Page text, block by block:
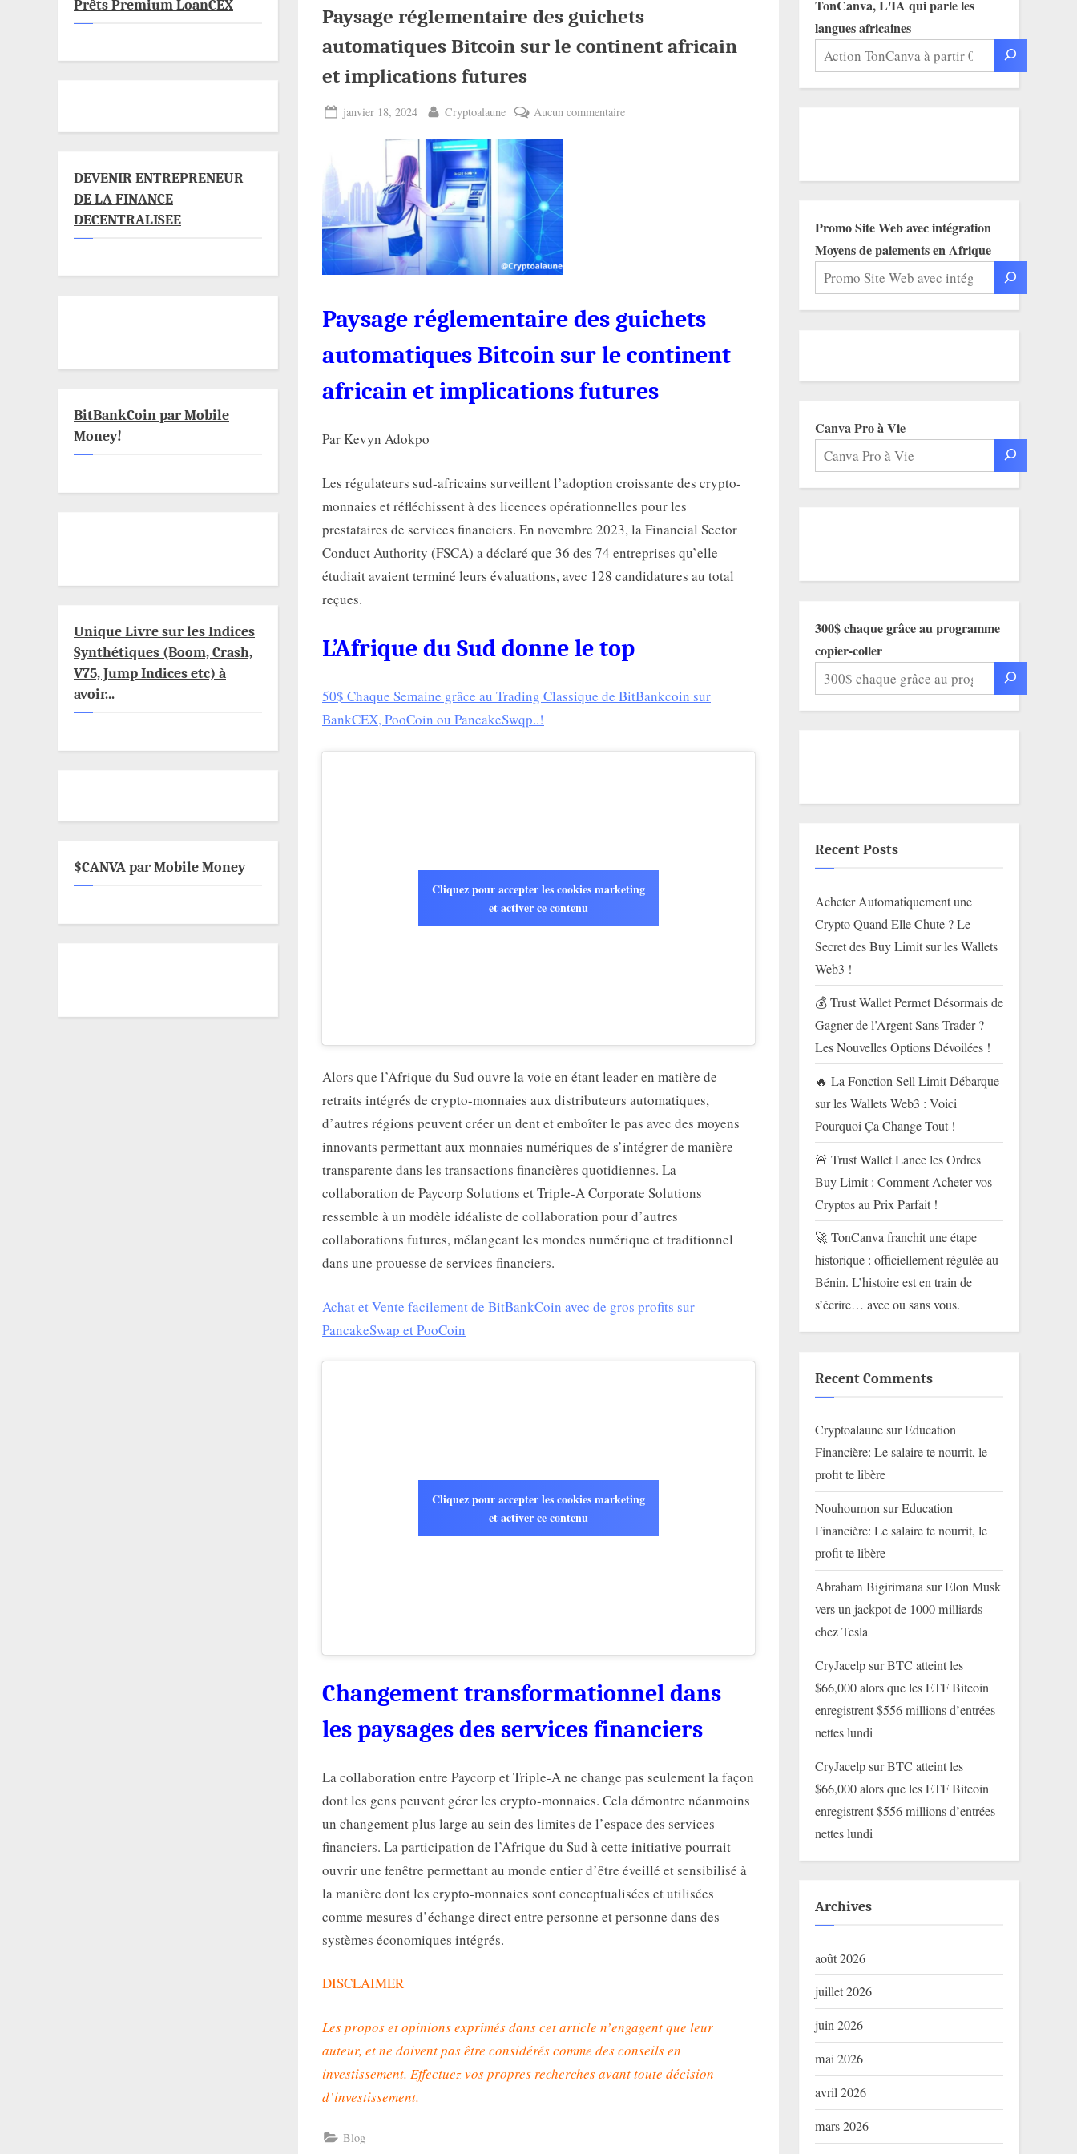
Paysage réglementaire des guichets
automatiques Bitcoin sur le continent africain
et implications futures
Posted
janvier 18, 2024 By
Cryptoalaune Aucun commentairesur
africain
et
implications
Paysage réglementaire des guichets
automatiques Bitcoin sur le continent
africain et implications futures
Par Kevyn Adokpo
Les régulateurs sud-africains surveillent l’adoption croissante des crypto-
monnaies et réfléchissent à des licences opérationnelles pour les
prestataires de services financiers. En novembre 2023, la Financial Sector
Conduct Authority (FSCA) a déclaré que 36 des 74 entreprises qu’elle
étudiait avaient terminé leurs évaluations, avec 128 candidatures au total
reçues.
L’Afrique du Sud donne le top
50$ Chaque Semaine grâce au Trading Classique de BitBankcoin sur
BankCEX, PooCoin ou PancakeSwqp..!
Cliquez pour accepter les cookies marketing
et activer ce contenu
Alors que l’Afrique du Sud ouvre la voie en étant leader en matière de
retraits intégrés de crypto-monnaies aux distributeurs automatiques,
d’autres régions peuvent créer un dent et emboîter le pas avec des moyens
innovants permettant aux monnaies numériques de s’intégrer de manière
transparente dans les transactions financières quotidiennes. La
collaboration de Paycorp Solutions et Triple-A Corporate Solutions
ressemble à un modèle idéaliste de collaboration pour d’autres
collaborations futures, mélangeant les mondes numérique et traditionnel
dans une prouesse de services financiers.
Achat et Vente facilement de BitBankCoin avec de gros profits sur
PancakeSwap et PooCoin
Cliquez pour accepter les cookies marketing
et activer ce contenu
Changement transformationnel dans
les paysages des services financiers
La collaboration entre Paycorp et Triple-A ne change pas seulement la façon
dont les gens peuvent gérer les crypto-monnaies. Cela démontre néanmoins
un changement plus large au sein des limites de l’espace des services
financiers. La participation de l’Afrique du Sud à cette initiative pourrait
ouvrir une fenêtre permettant au monde entier d’être éveillé et sensibilisé à
la manière dont les crypto-monnaies sont conceptualisées et utilisées
comme mesures d’échange direct entre personne et personne dans des
systèmes économiques intégrés.
DISCLAIMER
Les propos et opinions exprimés dans cet article n’engagent que leur
auteur, et ne doivent pas être considérés comme des conseils en
investissement. Effectuez vos propres recherches avant toute décision
d’investissement.
Blog
Prêts Premium LoanCEX
DEVENIR ENTREPRENEUR
DE LA FINANCE
DECENTRALISEE
BitBankCoin par Mobile
Money!
Unique Livre sur les Indices
Synthétiques (Boom, Crash,
V75, Jump Indices etc) à
avoir...
$CANVA par Mobile Money
TonCanva, L'IA qui parle les
langues africaines
Promo Site Web avec intégration
Moyens de paiements en Afrique
Canva Pro à Vie
300$ chaque grâce au programme
copier-coller
Recent Posts
Acheter Automatiquement une
Crypto Quand Elle Chute ? Le
Secret des Buy Limit sur les Wallets
Web3 !
💰 Trust Wallet Permet Désormais de
Gagner de l’Argent Sans Trader ?
Les Nouvelles Options Dévoilées !
🔥 La Fonction Sell Limit Débarque
sur les Wallets Web3 : Voici
Pourquoi Ça Change Tout !
🚨 Trust Wallet Lance les Ordres
Buy Limit : Comment Acheter vos
Cryptos au Prix Parfait !
🚀 TonCanva franchit une étape
historique : officiellement régulée au
Bénin. L’histoire est en train de
s’écrire… avec ou sans vous.
Recent Comments
CryptoalaunesurEducation
Financière: Le salaire te nourrit, le
profit te libère
NouhoumonsurEducation
Financière: Le salaire te nourrit, le
profit te libère
Abraham BigirimanasurElon Musk
vers un jackpot de 1000 milliards
chez Tesla
CryJacelpsurBTC atteint les
$66,000 alors que les ETF Bitcoin
enregistrent $556 millions d’entrées
nettes lundi
CryJacelpsurBTC atteint les
$66,000 alors que les ETF Bitcoin
enregistrent $556 millions d’entrées
nettes lundi
Archives
août 2026
juillet 2026
juin 2026
mai 2026
avril 2026
mars 2026